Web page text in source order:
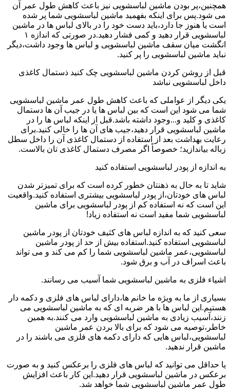
همچنین،پر بودن ماشین لباسشویی نیز باعث کاهش طول عمر آن
می شود.پس برای اینکه بفهمید ماشین لباسشویی شما پر شده
است یا هنوز جا دارد،باید دست خود را در بالای لباس ها در ماشین
لباسشویی قرار دهید و کمی فشار دهید.در صورتی که اندازه ۱
انگشت میان سقف ماشین لباسشویی و لباس ها وجود داشت،دیگر
نباید ماشین لباسشویی را پر کنید.
قبل از روشن کردن ماشین لباسشویی چک کنید ذستمال کاغذی
داخل لباسشویی نباشد
یکی دیگر از عواملی که باعث کاهش طول عمر ماشین لباسشویی
شما می شود این است که بین لباس ها یا در جیب آن ها دستمال
کاغذی و کلید و...وجود داشته باشد.قبل از اینکه لباس ها را در
ماشین لباسشویی قرار دهید،جیب های آن ها را خالی کنید.برای
رعایت بهداشت بعد از استفاده از دستمال کاغذی آن را داخل سطل
زباله بیاندازید؛ خصوصاً اگر مصرف دستمال کاغذی تان بالاست.
به اندازه از پودر لباسشویی استفاده کنید
شاید تا به حال به ذهنتان خطور کرده است که برای تمیزتر شدن
لباس های خودتان،از پودر لباسشویی بیشتری استفاده کنید.واقعیت
این است که نه استفاده کم از پودر لباسشویی برای ماشین
لباسشویی شما مفید است نه استفاده زیاد!
سعی کنید که به اندازه لباس های کثیف خودتان از پودر ماشین
لباسشویی استفاده کنید.استفاده بیش از حد از پودر ماشین
لباسشویی،عمر ماشین لباسشویی شما را کم می کند و می تواند
باعث اسراف در آب و برق شود.
اشیاء فلزی به ماشین لباسشویی شما آسیب می رسانند.
بسیاری از ما به ویژه ما خانم ها،دارای لباس های فلزی و دکمه دار
هستیم.این لباس ها با هر ضربه ای که به ماشین لباسشویی می
زنند،آسیب زیادی به ماشین لباسشویی وارد می کنند.به همین
خاطر،توصیه می شود که برای بالا بردن عمر ماشین
لباسشویی،لباس هایی که دارای دکمه های فلزی می باشند را در
ماشین قرار ندهید.
یا حداقل می توانید که لباس های فلزی را برعکس کنید و به صورت
برعکس در ماشین لباسشویی قرار دهید.این کار باعث افزایش
طول عمر ماشین لباسشویی شما خواهد شد.